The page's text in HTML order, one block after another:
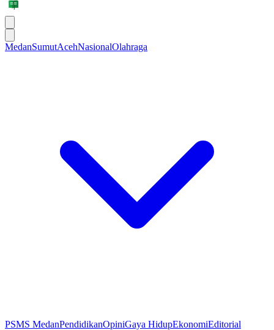
MedanSumutAcehNasionalOlahraga
PSMS MedanPendidikanOpiniGaya HidupEkonomiEditorial